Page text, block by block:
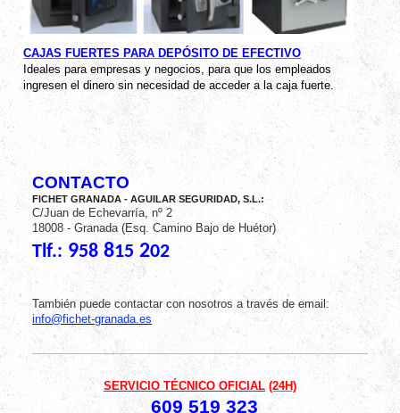
CAJAS FUERTES PARA DEPÓSITO DE EFECTIVO
Ideales para empresas y negocios, para que los empleados
ingresen el dinero sin necesidad de acceder a la caja fuerte.
CONTACTO
FICHET GRANADA - AGUILAR SEGURIDAD, S.L.:
C/Juan de Echevarría, nº 2
18008 - Granada (Esq. Camino Bajo de Huétor)
Tlf.: 958 815 202
También puede contactar con nosotros a través de email:
info@fichet-granada.es
SERVICIO TÉCNICO OFICIAL (24H)
609 519 323